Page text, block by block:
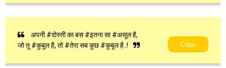
अपनी #दोस्ती का बस #इतना सा #असूल है,
जो तू #कुबूल है, तो #तेरा सब कुछ #कुबूल है..!
Copy